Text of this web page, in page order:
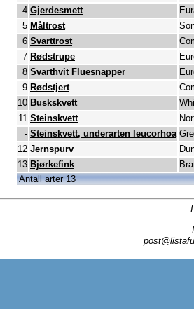
4 Gjerdesmett
5 Måltrost
6 Svarttrost
7 Rødstrupe
8 Svarthvit Fluesnapper
9 Rødstjert
10 Buskskvett
11 Steinskvett
- Steinskvett, underarten leucorhoa
12 Jernspurv
13 Bjørkefink
Antall arter 13